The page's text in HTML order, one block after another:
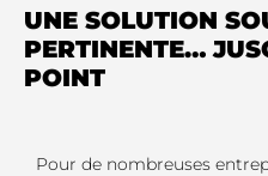
UNE SOLUTION
PERTINENTE…
POINT
Pour de nombreuses